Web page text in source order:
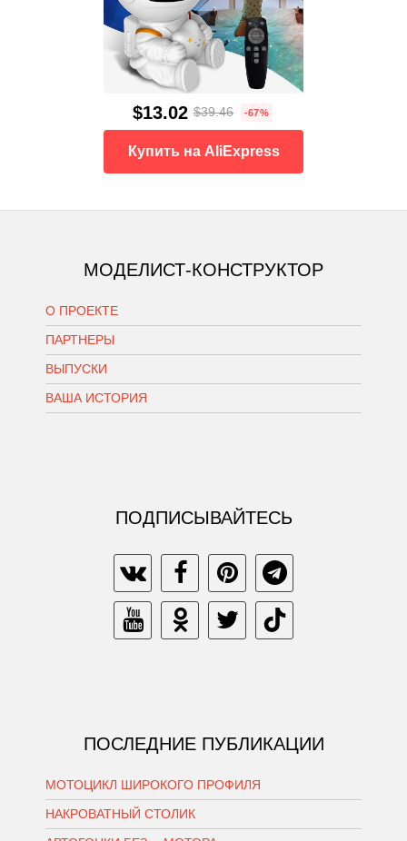
$13.02 $39.46 -67%
Купить на AliExpress
МОДЕЛИСТ-КОНСТРУКТОР
О ПРОЕКТЕ
ПАРТНЕРЫ
ВЫПУСКИ
ВАША ИСТОРИЯ
ПОДПИСЫВАЙТЕСЬ
ПОСЛЕДНИЕ ПУБЛИКАЦИИ
МОТОЦИКЛ ШИРОКОГО ПРОФИЛЯ
НАКРОВАТНЫЙ СТОЛИК